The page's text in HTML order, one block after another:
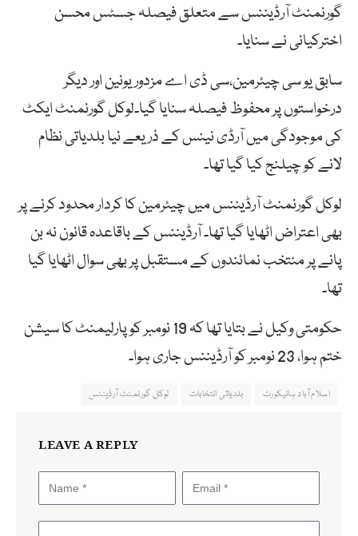
گورنمنٹ آرڈیننس سے متعلق فیصلہ جسٹس محسن
اخترکیانی نے سنایا۔
سابق یو سی چیئرمین،سی ڈی اے مزدور یونین اور دیگر
درخواستوں پر محفوظ فیصلہ سنایا گیا۔لوکل گورنمنٹ ایکٹ
کی موجودگی میں آرڈی نینس کے ذریعے نیا بلدیاتی نظام
لانے کو چیلنج کیا گیا تھا۔
لوکل گورنمنٹ آرڈیننس میں چیئرمین کا کردار محدود کرنے پر
بھی اعتراض اٹھایا گیا تھا۔ آرڈیننس کے باقاعدہ قانون نہ بن
پانے پر منتخب نمائندوں کے مستقبل پر بھی سوال اٹھایا گیا
تھا۔
حکومتی وکیل نے بتایا تھا کہ 19 نومبر کو پارلیمنٹ کا سیشن
ختم ہوا، 23 نومبر کو آرڈیننس جاری ہوا۔
اسلام آباد ہائیکورٹ بلدیاتی انتخابات لوکل گورنمنٹ آرڈیننس
LEAVE A REPLY